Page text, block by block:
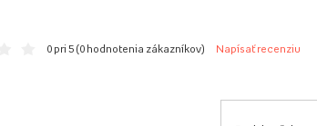
0 pri 5 (0 hodnotenia zákazníkov) Napísať recenziu